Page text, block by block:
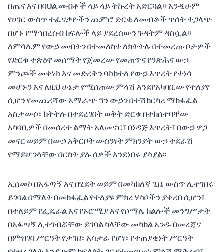
በጤና እና በባህል መብቶች ላይ ላይ ትኩረት አድርጓል። እንዲሁም
የሀገር ውስጥ ተፈናቃዮችን ጨምሮ ድርቁ ለመብቶች ጥሰት ተጋላጭ
በሆኑ የማኅበረሰብ ክፍሎች ላይ ያደረሰውን ጉዳትም ዳስሷል።
ለምሳሌም የውኃ መብትን በተመለከተ ለክትትሉ በተመረጡ ቦታዎች
የድርቁ ተጽዕኖ መሰማት የጀመረው የመጠጥና የንጽሕና ውኃ
ምንጮች መቀነስ እና መድረቅን ባስከተለ የውኃ እጥረት የተነሳ
መሆኑን እና ለዚህ ሁኔታ የሚሰጠው ምላሽ እንደየአካባቢው የተለያየ
ሲሆን የመጨረሻው አማራጭ ግን ውኃን በተሽከርካሪ ማከፋፈል
አስታውሶ፣ ክትትሉ በተደረገበት ወቅት ድርቁ በተከሰተባቸው
አካባቢዎች በመሰረተ ልማት አለመኖር፣ በነዳጅ እጥረት፣ በውኃ ዋጋ
መናር ወይም በውኃ አቅርቦት ውስንነት ምክንያት ውኃ ተደራሽ
የማይሆንላቸው በርከት ያሉ ሰዎች እንደነበሩ ያሳያል፡፡
ኢሰመኮ በአፋጣኝ እና በሂደት ወይም በመካከለኛ ጊዜ ውስጥ ሊተገበሩ
ይገባል በማለት በመከፋፈል የተለያዩ ምክረ ሃሳቦችን ያቀረበ ሲሆን፣
በተለይም የፌዴራል እና የኦሮሚያ እና የሶማሌ ክልሎች መንግሥታት
በአፋጣኝ ሊተገብሯቸው ይገባል ካላቸው መካከል አንዱ በመረጃና
በምዝገባ ሥርዓት የታገዘ፣ አሳታፊ የሆነ፣ የተጠያቂነት ሥርዓት